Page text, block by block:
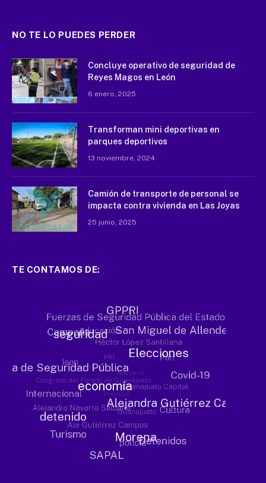
NO TE LO PUEDES PERDER
Concluye operativo de seguridad de
Reyes Magos en León
6 enero, 2025
Transforman mini deportivas en
parques deportivos
13 noviembre, 2024
Camión de transporte de personal se
impacta contra vivienda en Las Joyas
25 junio, 2025
TE CONTAMOS DE: